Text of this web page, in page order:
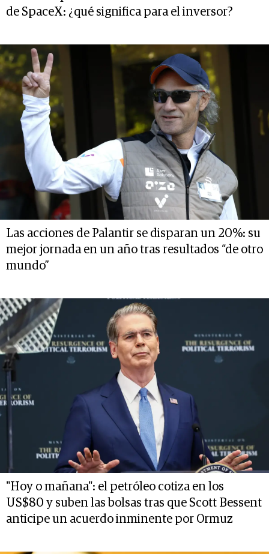
de SpaceX: ¿qué significa para el inversor?
Las acciones de Palantir se disparan un 20%: su
mejor jornada en un año tras resultados “de otro
mundo”
"Hoy o mañana": el petróleo cotiza en los
US$80 y suben las bolsas tras que Scott Bessent
anticipe un acuerdo inminente por Ormuz